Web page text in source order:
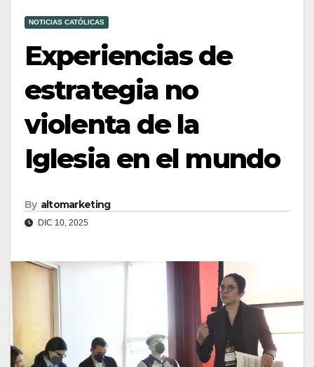
NOTICIAS CATÓLICAS
Experiencias de
estrategia no
violenta de la
Iglesia en el mundo
By altomarketing
DIC 10, 2025